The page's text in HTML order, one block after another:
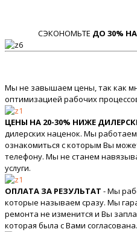
СЭКОНОМЬТЕ ДО 30%
Мы не завышаем цены, так как
оптимизацией рабочих
ЦЕНЫ НА 20-30% НИЖЕ
дилерских наценок. Мы
ознакомиться с которым Вы
телефону. Мы не станем
услуги.
ОПЛАТА ЗА РЕЗУЛЬТАТ - Мы
которые называем сразу. Мы
ремонта не изменится и Вы
которая была с Вами согласована.